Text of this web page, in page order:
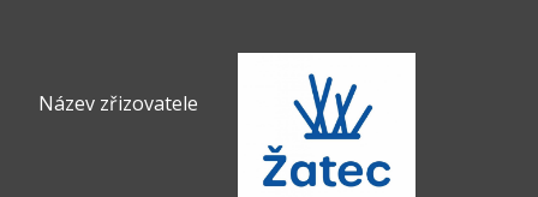
Název zřizovatele